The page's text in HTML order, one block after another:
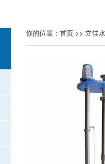
你的位置： 首页 >> 立佳